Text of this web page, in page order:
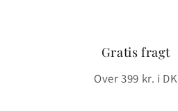
Gratis fragt
Over 399 kr. i DK